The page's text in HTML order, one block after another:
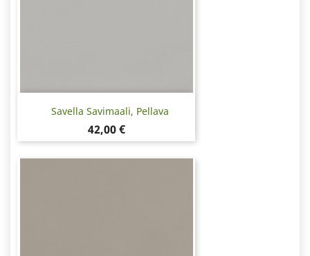
Savella Savimaali, Pellava
Hinta
42,00 €